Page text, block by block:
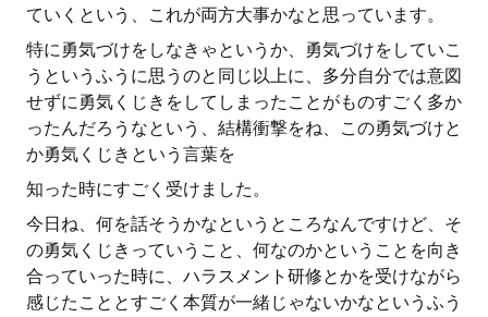
ていくという、これが両方大事かなと思っています。
特に勇気づけをしなきゃというか、勇気づけをしていこ
うというふうに思うのと同じ以上に、多分自分では意図
せずに勇気くじきをしてしまったことがものすごく多か
ったんだろうなという、結構衝撃をね、この勇気づけと
か勇気くじきという言葉を
知った時にすごく受けました。
今日ね、何を話そうかなというところなんですけど、そ
の勇気くじきっていうこと、何なのかということを向き
合っていった時に、ハラスメント研修とかを受けながら
感じたこととすごく本質が一緒じゃないかなというふう